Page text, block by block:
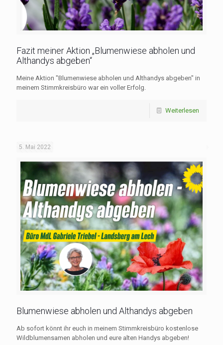
Fazit meiner Aktion „Blumenwiese abholen und
Althandys abgeben“
Meine Aktion "Blumenwiese abholen und Althandys abgeben" in
meinem Stimmkreisbüro war ein voller Erfolg.
Weiterlesen
5. Mai 2022
Blumenwiese abholen und Althandys abgeben
Ab sofort könnt ihr euch in meinem Stimmkreisbüro kostenlose
Wildblumensamen abholen und eure alten Handys abgeben!